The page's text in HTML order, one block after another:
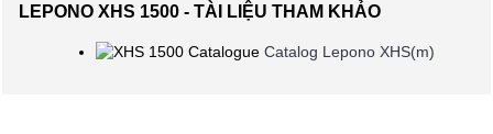
LEPONO XHS 1500 - TÀI LIỆU THAM KHẢO
Catalog Lepono XHS(m)